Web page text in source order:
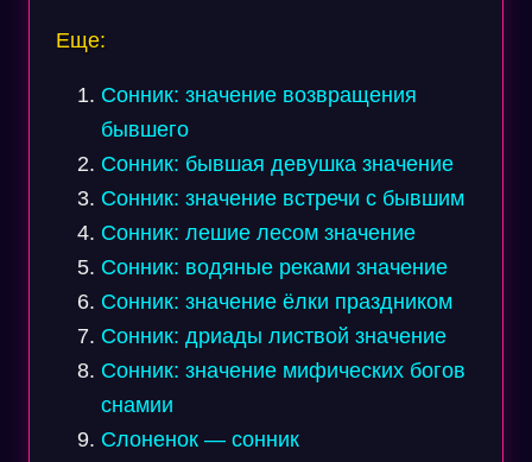
Еще:
Сонник: значение возвращения
бывшего
Сонник: бывшая девушка значение
Сонник: значение встречи с бывшим
Сонник: лешие лесом значение
Сонник: водяные реками значение
Сонник: значение ёлки праздником
Сонник: дриады листвой значение
Сонник: значение мифических богов
снамии
Слоненок — сонник